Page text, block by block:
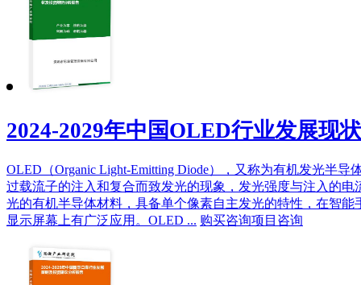
2024-2029年中国OLED行业发展现
OLED（Organic Light-Emitting Diode），又称为有机发光半
过载流子的注入和复合而致发光的现象，发光强度与注入的
光的有机半导体材料，具备单个像素自主发光的特性，在智
显示屏幕上有广泛应用。OLED ... 购买咨询项目咨询